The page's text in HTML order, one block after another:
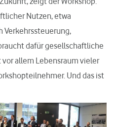
Nutzen, etwa
Verkehrssteuerung,
dafür gesellschaftliche
allem Lebensraum vieler
Und das ist